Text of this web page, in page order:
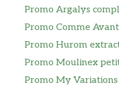
Promo Argalys
Promo Comme
Promo Hurom
Promo Moulinex
Promo My Variations